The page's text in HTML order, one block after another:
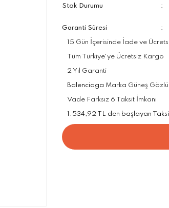
Stok Durumu
Garanti Süresi
15 Gün İçerisinde İade ve
Tüm Türkiye'ye Ücretsiz Kargo
2 Yıl Garanti
Balenciaga Marka Güneş
Vade Farksız 6 Taksit İmkanı
1.534,92 TL den başlayan